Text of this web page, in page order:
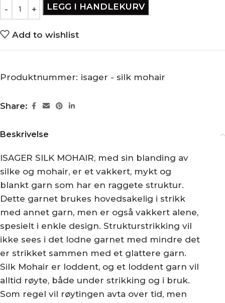
LEGG I HANDLEKURV
Add to wishlist
Produktnummer: isager - silk mohair
Share:
Beskrivelse
ISAGER SILK MOHAIR, med sin blanding av
silke og mohair, er et vakkert, mykt og
blankt garn som har en raggete struktur.
Dette garnet brukes hovedsakelig i strikk
med annet garn, men er også vakkert alene,
spesielt i enkle design. Strukturstrikking vil
ikke sees i det lodne garnet med mindre det
er strikket sammen med et glattere garn.
Silk Mohair er loddent, og et loddent garn vil
alltid røyte, både under strikking og i bruk.
Som regel vil røytingen avta over tid, men